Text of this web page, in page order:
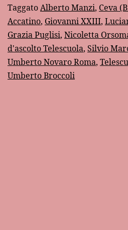
TaggatoAlberto Manzi, Ceva
Accatino, Giovanni XXIII,
Grazia Puglisi, Nicoletta
d'ascolto Telescuola, Silvio
Umberto Novaro Roma,
Umberto Broccoli